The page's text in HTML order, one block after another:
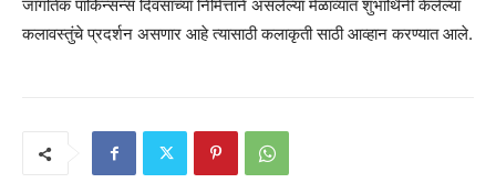
जागतिक पार्किन्सन्स दिवसाच्या निमित्ताने असलेल्या मेळाव्यात शुभार्थिनी केलेल्या
कलावस्तुंचे प्रदर्शन असणार आहे त्यासाठी कलाकृती साठी आव्हान करण्यात आले.